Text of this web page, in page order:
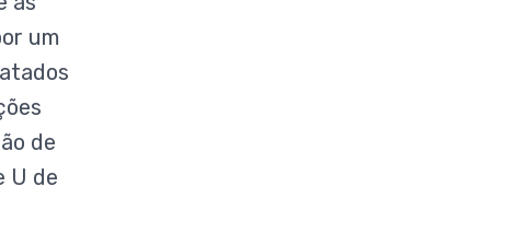
um
de
U de